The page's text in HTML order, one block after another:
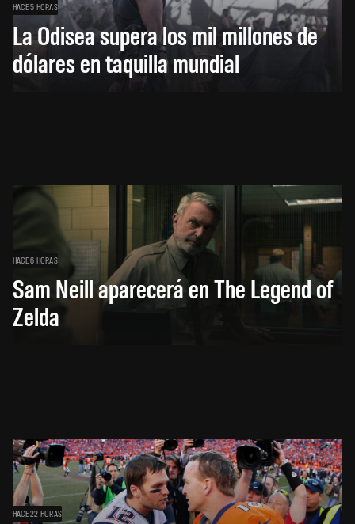
HACE 5 HORAS
La Odisea supera los mil millones de
dólares en taquilla mundial
HACE 6 HORAS
Sam Neill aparecerá en The Legend of
Zelda
HACE 22 HORAS